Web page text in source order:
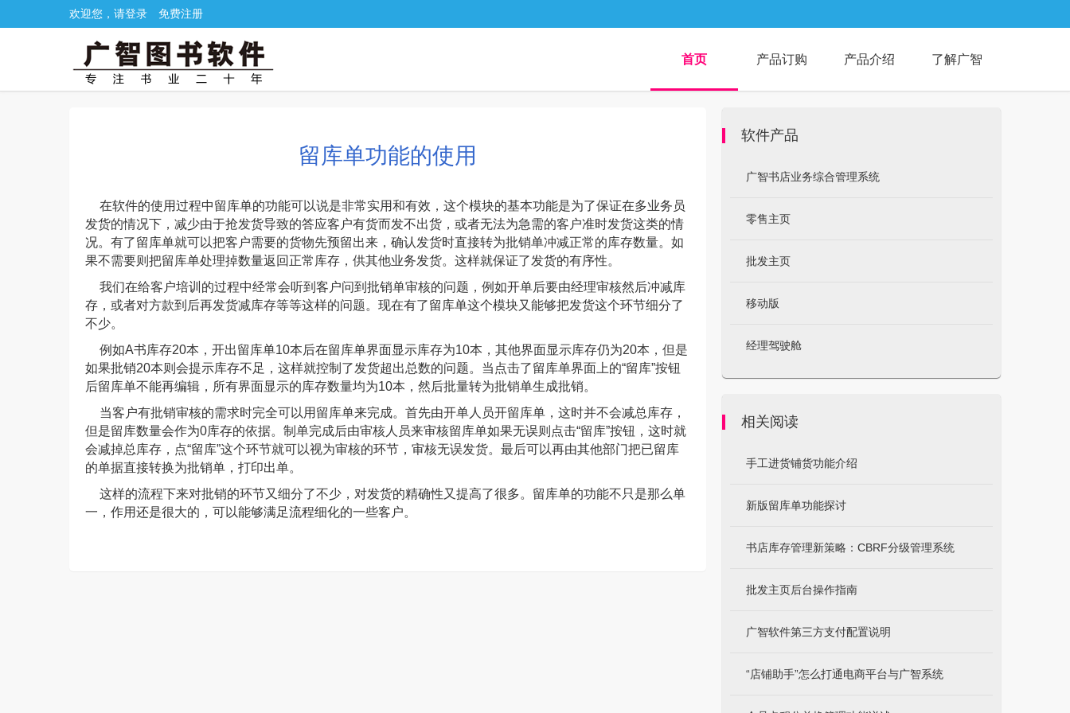
欢迎您，请登录 免费注册
首页 产品订购 产品介绍 了解广智
留库单功能的使用
在软件的使用过程中留库单的功能可以说是非常实用和有效，这个模块的基本功能是为了保证在多业务员
发货的情况下，减少由于抢发货导致的答应客户有货而发不出货，或者无法为急需的客户准时发货这类的情
况。有了留库单就可以把客户需要的货物先预留出来，确认发货时直接转为批销单冲减正常的库存数量。如
果不需要则把留库单处理掉数量返回正常库存，供其他业务发货。这样就保证了发货的有序性。
我们在给客户培训的过程中经常会听到客户问到批销单审核的问题，例如开单后要由经理审核然后冲减库
存，或者对方款到后再发货减库存等等这样的问题。现在有了留库单这个模块又能够把发货这个环节细分了
不少。
例如A书库存20本，开出留库单10本后在留库单界面显示库存为10本，其他界面显示库存仍为20本，但是
如果批销20本则会提示库存不足，这样就控制了发货超出总数的问题。当点击了留库单界面上的“留库”按钮
后留库单不能再编辑，所有界面显示的库存数量均为10本，然后批量转为批销单生成批销。
当客户有批销审核的需求时完全可以用留库单来完成。首先由开单人员开留库单，这时并不会减总库存，
但是留库数量会作为0库存的依据。制单完成后由审核人员来审核留库单如果无误则点击“留库”按钮，这时就
会减掉总库存，点“留库”这个环节就可以视为审核的环节，审核无误发货。最后可以再由其他部门把已留库
的单据直接转换为批销单，打印出单。
这样的流程下来对批销的环节又细分了不少，对发货的精确性又提高了很多。留库单的功能不只是那么单
一，作用还是很大的，可以能够满足流程细化的一些客户。
软件产品
广智书店业务综合管理系统
零售主页
批发主页
移动版
经理驾驶舱
相关阅读
手工进货铺货功能介绍
新版留库单功能探讨
书店库存管理新策略：CBRF分级管理系统
批发主页后台操作指南
广智软件第三方支付配置说明
“店铺助手”怎么打通电商平台与广智系统